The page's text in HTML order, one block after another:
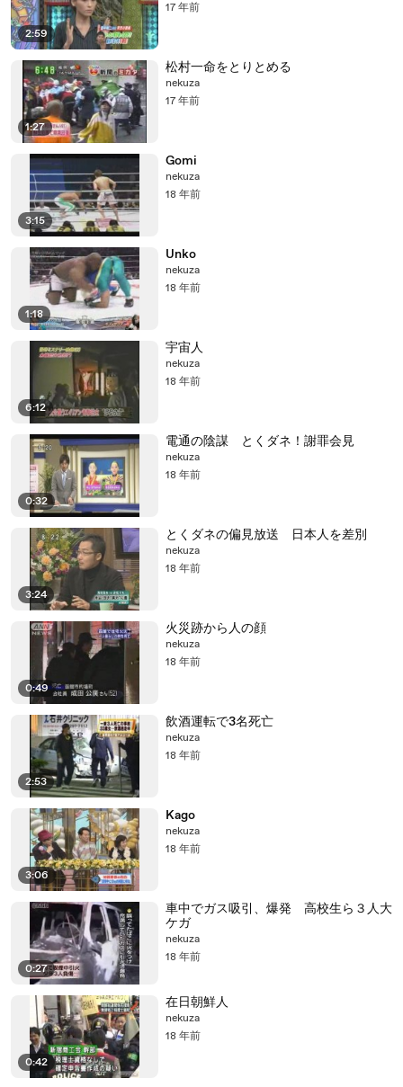
2:59
17 年前
1:27
松村一命をとりとめる
nekuza
17 年前
3:15
Gomi
nekuza
18 年前
1:18
Unko
nekuza
18 年前
6:12
宇宙人
nekuza
18 年前
0:32
電通の陰謀 とくダネ！謝罪会見
nekuza
18 年前
3:24
とくダネの偏見放送 日本人を差別
nekuza
18 年前
0:49
火災跡から人の顔
nekuza
18 年前
2:53
飲酒運転で3名死亡
nekuza
18 年前
3:06
Kago
nekuza
18 年前
0:27
車中でガス吸引、爆発 高校生ら３人大
ケガ
nekuza
18 年前
0:42
在日朝鮮人
nekuza
18 年前